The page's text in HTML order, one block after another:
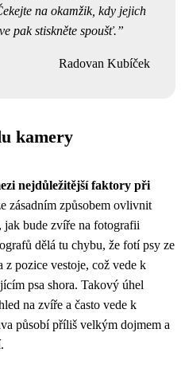
na okamžik, kdy jejich
pak stiskněte spoušť.
Radovan Kubíček
kamery
nejdůležitější faktory při
zásadním způsobem ovlivnit
bude zvíře na fotografii
dělá tu chybu, že fotí psy ze
pozice vestoje, což vede k
psa shora. Takový úhel
na zvíře a často vede k
působí příliš velkým dojmem a